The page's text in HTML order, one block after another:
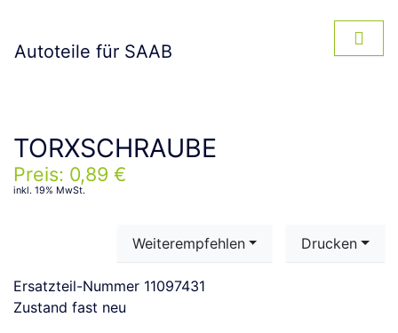
Autoteile für SAAB
TORXSCHRAUBE
Preis: 0,89 €
inkl. 19% MwSt.
Weiterempfehlen Drucken
Ersatzteil-Nummer 11097431
Zustand fast neu